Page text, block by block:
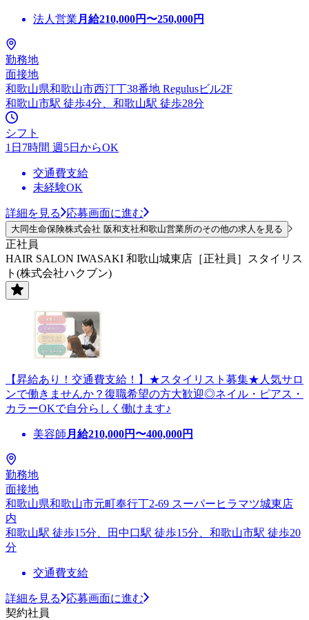
法人営業 月給210,000円〜250,000円
勤務地
面接地
和歌山県和歌山市西汀丁38番地 Regulusビル2F
和歌山市駅 徒歩4分、和歌山駅 徒歩28分
シフト
1日7時間 週5日からOK
交通費支給
未経験OK
詳細を見る 応募画面に進む
大同生命保険株式会社 阪和支社和歌山営業所のその他の求人を見る
正社員
HAIR SALON IWASAKI 和歌山城東店［正社員］スタイリス
ト(株式会社ハクブン)
【昇給あり！交通費支給！】★スタイリスト募集★人気サロ
ンで働きませんか？復職希望の方大歓迎◎ネイル・ピアス・
カラーOKで自分らしく働けます♪
美容師 月給210,000円〜400,000円
勤務地
面接地
和歌山県和歌山市元町奉行丁2-69 スーパーヒラマツ城東店
内
和歌山駅 徒歩15分、田中口駅 徒歩15分、和歌山市駅 徒歩20
分
交通費支給
詳細を見る
応募画面に進む
契約社員